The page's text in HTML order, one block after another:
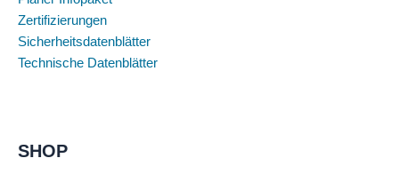
Zertifizierungen
Sicherheitsdatenblätter
Technische Datenblätter
SHOP